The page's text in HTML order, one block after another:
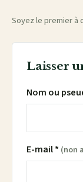
Soyez le premier à
Laisser
Nom ou
E-mail * (non